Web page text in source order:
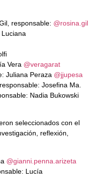
responsable: @rosina.gil
Vera @veragarat
Juliana Peraza @jjupesa
Josefina Ma.
Nadia Bukowski
seleccionados con el
reflexión,
@gianni.penna.arizeta
Lucía